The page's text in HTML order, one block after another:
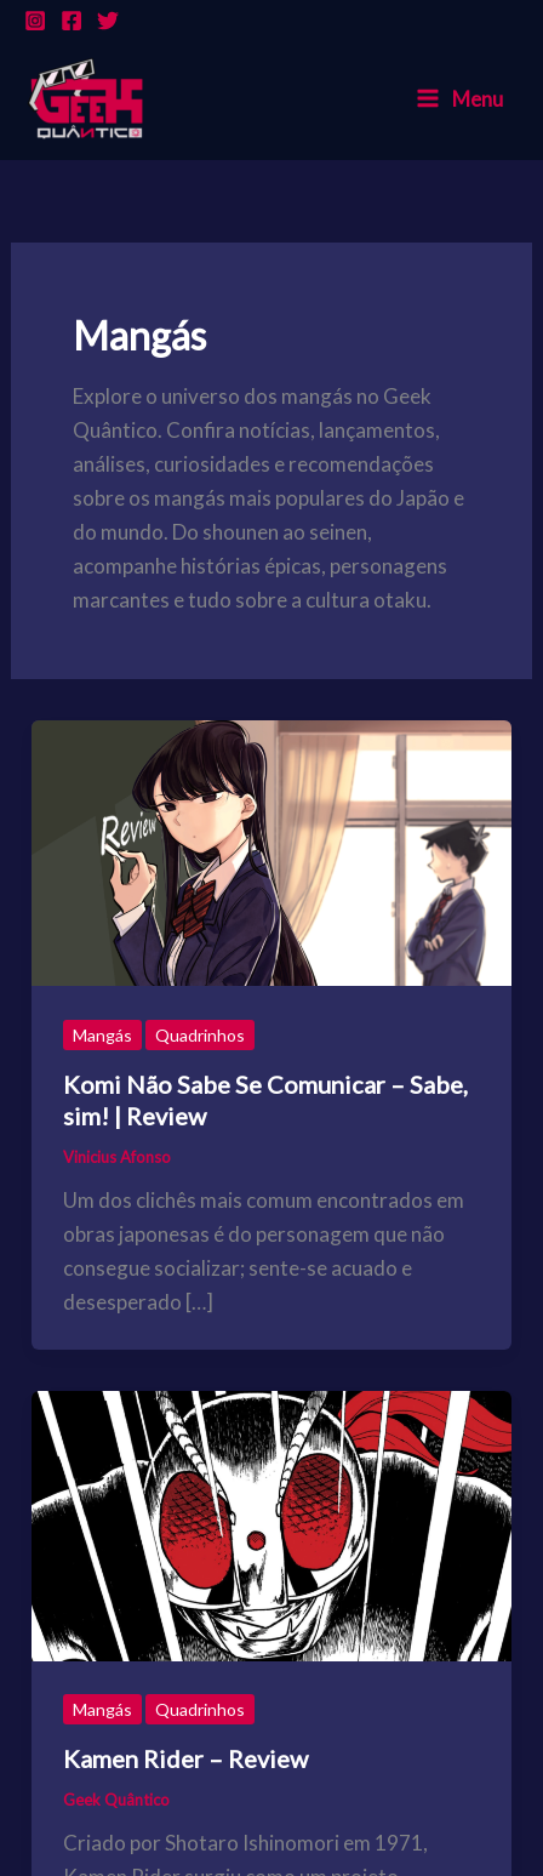
conteúdo
Menu
Mangás
Explore o universo dos mangás no Geek
Quântico. Confira notícias, lançamentos,
análises, curiosidades e recomendações
sobre os mangás mais populares do Japão e
do mundo. Do shounen ao seinen,
acompanhe histórias épicas, personagens
marcantes e tudo sobre a cultura otaku.
Mangás Quadrinhos
Komi Não Sabe Se Comunicar – Sabe,
sim! | Review
Vinicius Afonso
Um dos clichês mais comum encontrados em
obras japonesas é do personagem que não
consegue socializar; sente-se acuado e
desesperado […]
Mangás Quadrinhos
Kamen Rider – Review
Geek Quântico
Criado por Shotaro Ishinomori em 1971,